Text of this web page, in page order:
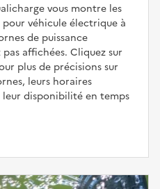
vous montre les
véhicule électrique à
de puissance
affichées. Cliquez sur
plus de précisions sur
leurs horaires
disponibilité en temps